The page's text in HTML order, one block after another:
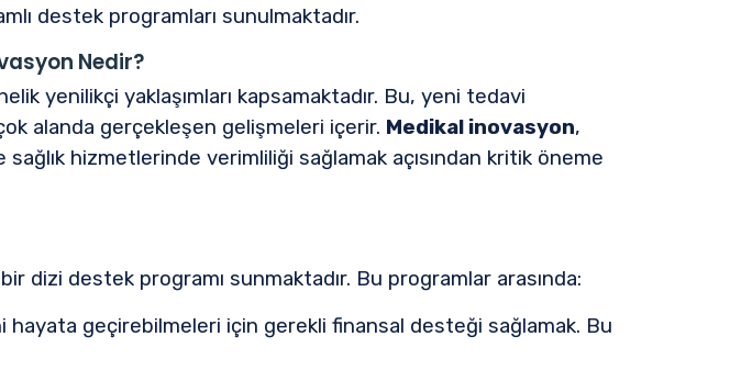
destek programları sunulmaktadır.
Nedir?
yenilikçi yaklaşımları kapsamaktadır. Bu, yeni tedavi
alanda gerçekleşen gelişmeleri içerir. Medikal inovasyon,
hizmetlerinde verimliliği sağlamak açısından kritik öneme
dizi destek programı sunmaktadır. Bu programlar arasında:
geçirebilmeleri için gerekli finansal desteği sağlamak. Bu